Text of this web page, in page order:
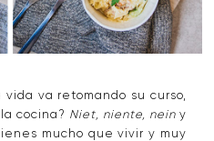
vida va retomando su curso,
cocina? Niet, niente, neiny
mucho que vivir y muy